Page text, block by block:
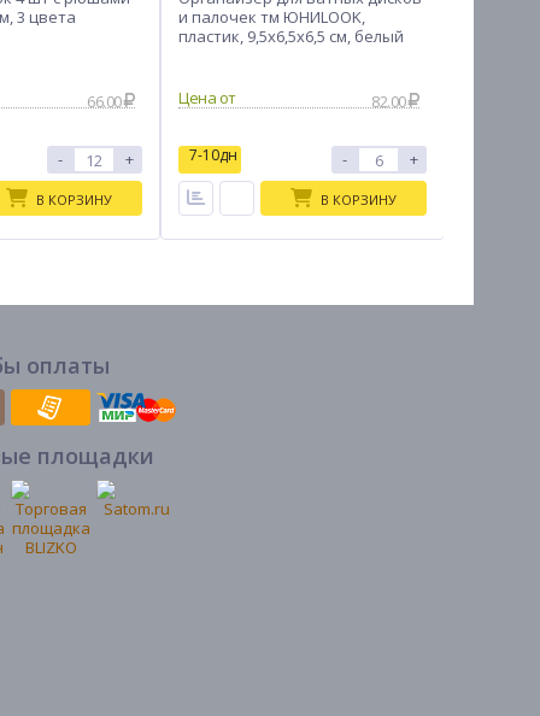
3 цвета
66.00
- +
В КОРЗИНУ
и палочек тм ЮНИLOOK,
пластик, 9,5х6,5х6,5 см, белый
82.00
7-10дн - +
В КОРЗИНУ
оплаты
площадки